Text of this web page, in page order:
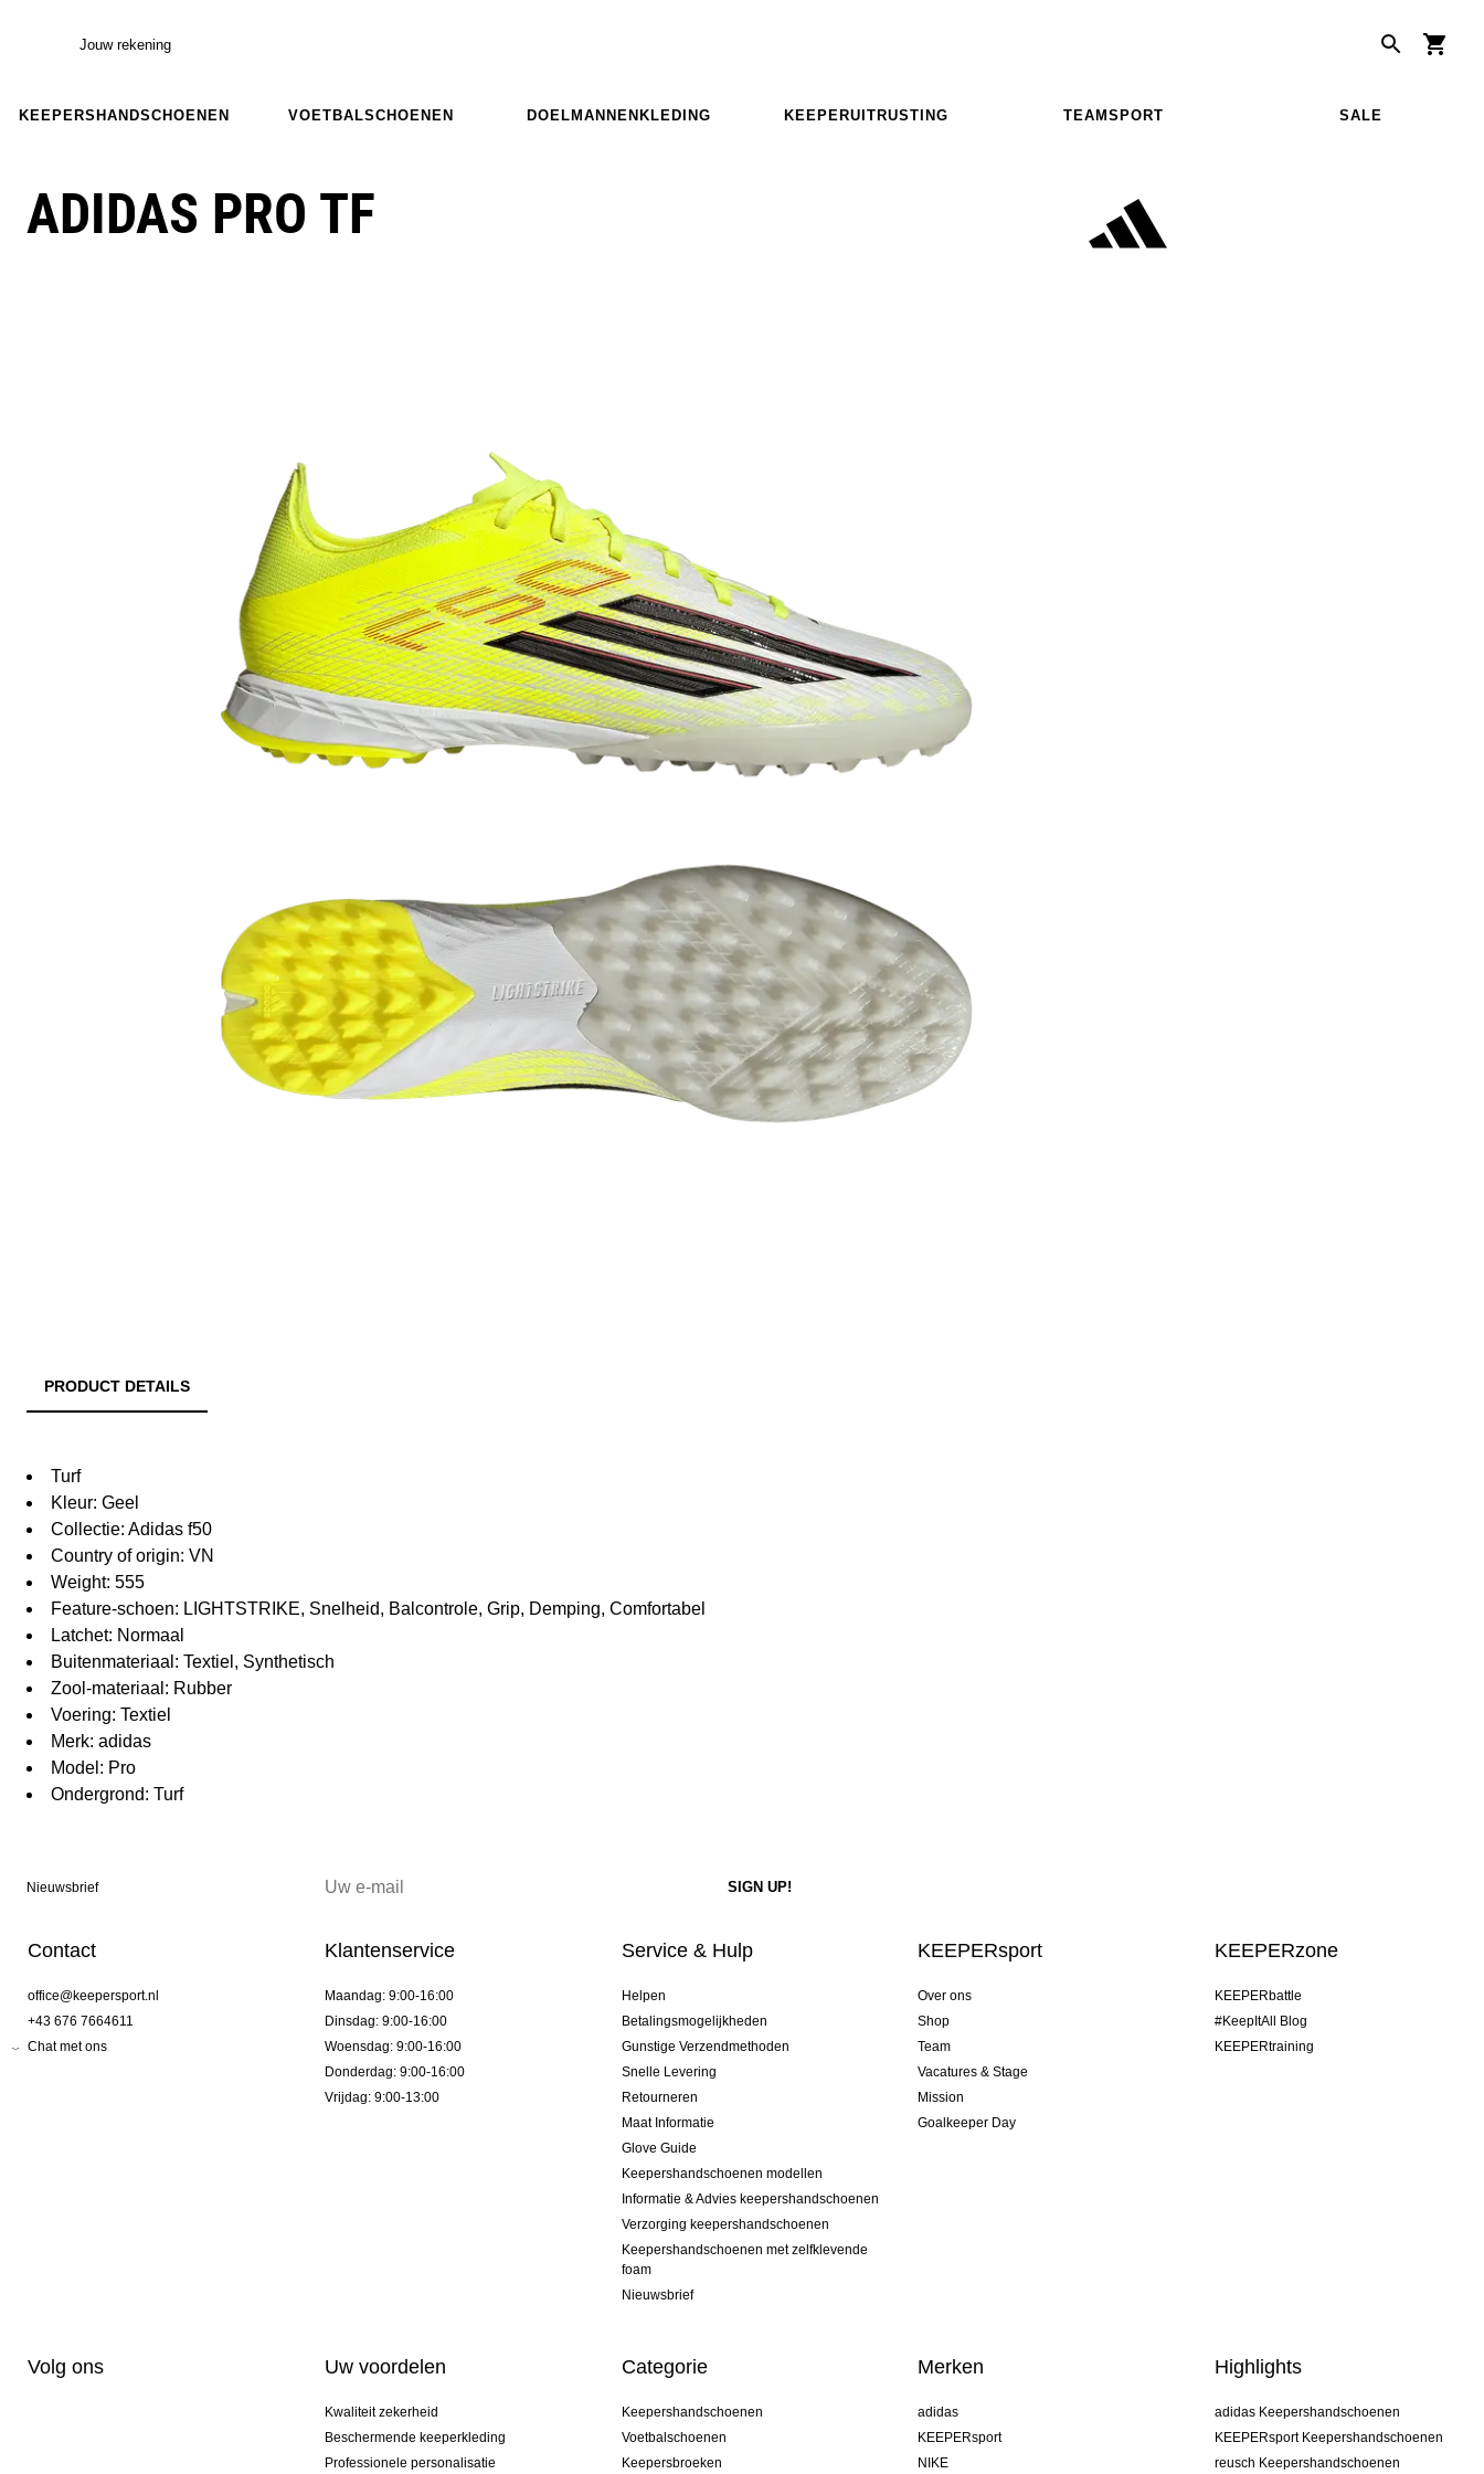
Jouw rekening
KEEPERSHANDSCHOENEN VOETBALSCHOENEN DOELMANNENKLEDING KEEPERUITRUSTING TEAMSPORT SALE
ADIDAS PRO TF
PRODUCT DETAILS
Turf
Kleur: Geel
Collectie: Adidas f50
Country of origin: VN
Weight: 555
Feature-schoen: LIGHTSTRIKE, Snelheid, Balcontrole, Grip, Demping, Comfortabel
Latchet: Normaal
Buitenmateriaal: Textiel, Synthetisch
Zool-materiaal: Rubber
Voering: Textiel
Merk: adidas
Model: Pro
Ondergrond: Turf
Nieuwsbrief
Contact
office@keepersport.nl
+43 676 7664611
Chat met ons
Klantenservice
Maandag: 9:00-16:00
Dinsdag: 9:00-16:00
Woensdag: 9:00-16:00
Donderdag: 9:00-16:00
Vrijdag: 9:00-13:00
Service & Hulp
Helpen
Betalingsmogelijkheden
Gunstige Verzendmethoden
Snelle Levering
Retourneren
Maat Informatie
Glove Guide
Keepershandschoenen modellen
Informatie & Advies keepershandschoenen
Verzorging keepershandschoenen
Keepershandschoenen met zelfklevende
foam
Nieuwsbrief
KEEPERsport
Over ons
Shop
Team
Vacatures & Stage
Mission
Goalkeeper Day
KEEPERzone
KEEPERbattle
#KeepItAll Blog
KEEPERtraining
Volg ons Uw voordelen
Kwaliteit zekerheid
Beschermende keeperkleding
Professionele personalisatie
Categorie
Keepershandschoenen
Voetbalschoenen
Keepersbroeken
Merken
adidas
KEEPERsport
NIKE
Highlights
adidas Keepershandschoenen
KEEPERsport Keepershandschoenen
reusch Keepershandschoenen